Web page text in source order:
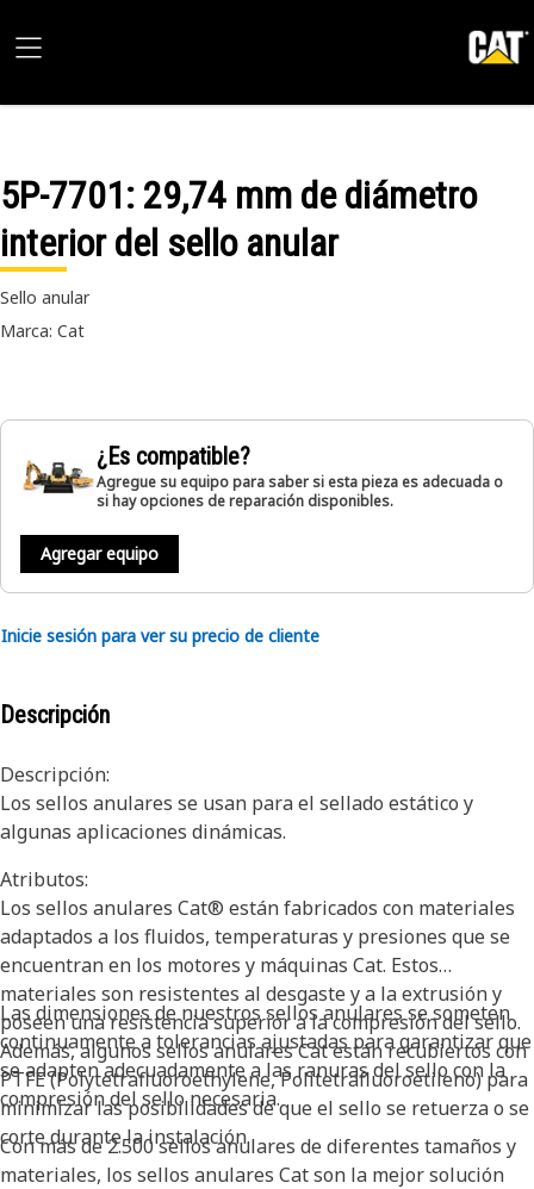
5P-7701: 29,74 mm de diámetro
interior del sello anular
Sello anular
Marca: Cat
¿Es compatible?
Agregue su equipo para saber si esta pieza es adecuada o
si hay opciones de reparación disponibles.
Agregar equipo
Inicie sesión para ver su precio de cliente
Descripción
Descripción:
Los sellos anulares se usan para el sellado estático y
algunas aplicaciones dinámicas.
Atributos:
Los sellos anulares Cat® están fabricados con materiales
adaptados a los fluidos, temperaturas y presiones que se
encuentran en los motores y máquinas Cat. Estos
materiales son resistentes al desgaste y a la extrusión y
poseen una resistencia superior a la compresión del sello.
Además, algunos sellos anulares Cat están recubiertos con
PTFE (Polytetrafluoroethylene, Politetrafluoroetileno) para
minimizar las posibilidades de que el sello se retuerza o se
corte durante la instalación.
Las dimensiones de nuestros sellos anulares se someten
continuamente a tolerancias ajustadas para garantizar que
se adapten adecuadamente a las ranuras del sello con la
compresión del sello necesaria.
Con más de 2.500 sellos anulares de diferentes tamaños y
materiales, los sellos anulares Cat son la mejor solución